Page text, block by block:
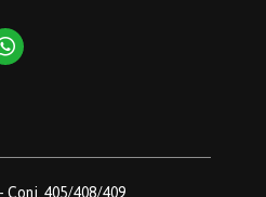
Conj. 405/408/409